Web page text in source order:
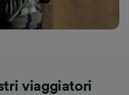
viaggiatori